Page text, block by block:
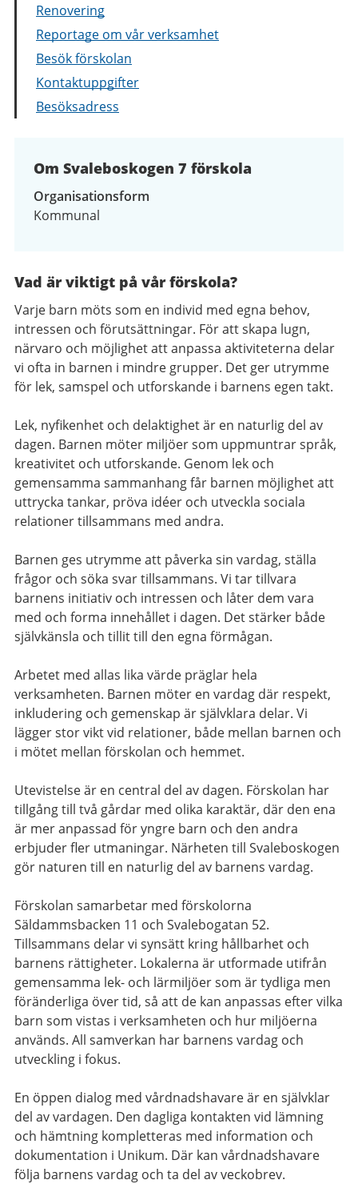
Renovering
Reportage om vår verksamhet
Besök förskolan
Kontaktuppgifter
Besöksadress
Om Svaleboskogen 7 förskola
Organisationsform
Kommunal
Vad är viktigt på vår förskola?
Varje barn möts som en individ med egna behov,
intressen och förutsättningar. För att skapa lugn,
närvaro och möjlighet att anpassa aktiviteterna delar
vi ofta in barnen i mindre grupper. Det ger utrymme
för lek, samspel och utforskande i barnens egen takt.
Lek, nyfikenhet och delaktighet är en naturlig del av
dagen. Barnen möter miljöer som uppmuntrar språk,
kreativitet och utforskande. Genom lek och
gemensamma sammanhang får barnen möjlighet att
uttrycka tankar, pröva idéer och utveckla sociala
relationer tillsammans med andra.
Barnen ges utrymme att påverka sin vardag, ställa
frågor och söka svar tillsammans. Vi tar tillvara
barnens initiativ och intressen och låter dem vara
med och forma innehållet i dagen. Det stärker både
självkänsla och tillit till den egna förmågan.
Arbetet med allas lika värde präglar hela
verksamheten. Barnen möter en vardag där respekt,
inkludering och gemenskap är självklara delar. Vi
lägger stor vikt vid relationer, både mellan barnen och
i mötet mellan förskolan och hemmet.
Utevistelse är en central del av dagen. Förskolan har
tillgång till två gårdar med olika karaktär, där den ena
är mer anpassad för yngre barn och den andra
erbjuder fler utmaningar. Närheten till Svaleboskogen
gör naturen till en naturlig del av barnens vardag.
Förskolan samarbetar med förskolorna
Säldammsbacken 11 och Svalebogatan 52.
Tillsammans delar vi synsätt kring hållbarhet och
barnens rättigheter. Lokalerna är utformade utifrån
gemensamma lek- och lärmiljöer som är tydliga men
föränderliga över tid, så att de kan anpassas efter vilka
barn som vistas i verksamheten och hur miljöerna
används. All samverkan har barnens vardag och
utveckling i fokus.
En öppen dialog med vårdnadshavare är en självklar
del av vardagen. Den dagliga kontakten vid lämning
och hämtning kompletteras med information och
dokumentation i Unikum. Där kan vårdnadshavare
följa barnens vardag och ta del av veckobrev.